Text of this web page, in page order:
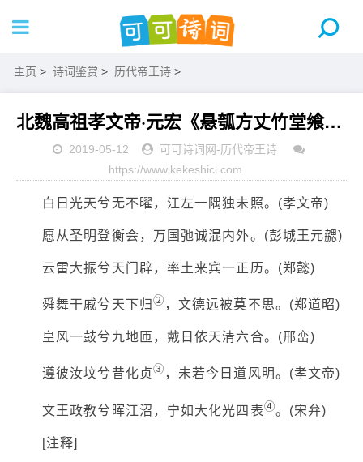
主页 > 诗词鉴赏 > 历代帝王诗 >
北魏高祖孝文帝·元宏《悬瓠方丈竹堂飨侍臣联句诗》
2019-05-12 可可诗词网-历代帝王诗
https://www.kekeshici.com
白日光天兮无不曜，江左一隅独未照。(孝文帝)
愿从圣明登衡会，万国弛诚混内外。(彭城王元勰)
云雷大振兮天门辟，率土来宾一正历。(郑懿)
舜舞干戚兮天下归 ② ，文德远被莫不思。(郑道昭)
皇风一鼓兮九地匝，戴日依天清六合。(邢峦)
遵彼汝坟兮昔化贞 ③ ，未若今日道风明。(孝文帝)
文王政教兮晖江沼，宁如大化光四表④。(宋弁)
[注释]